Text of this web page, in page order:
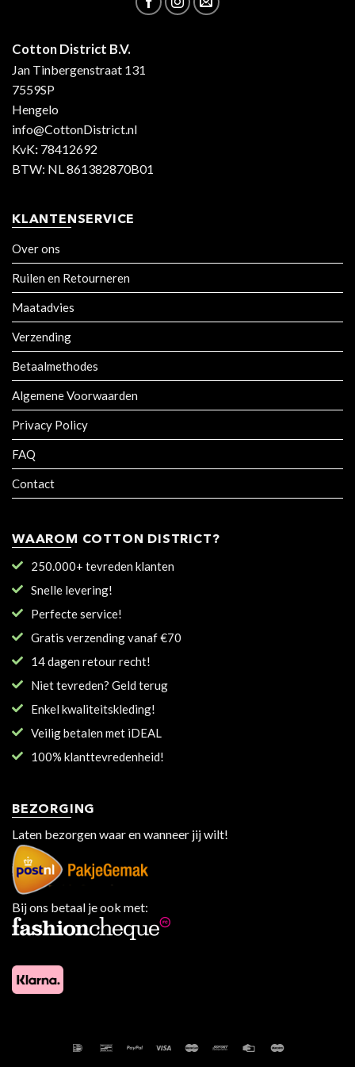
Cotton District B.V.
Jan Tinbergenstraat 131
7559SP
Hengelo
info@CottonDistrict.nl
KvK: 78412692
BTW: NL 861382870B01
KLANTENSERVICE
Over ons
Ruilen en Retourneren
Maatadvies
Verzending
Betaalmethodes
Algemene Voorwaarden
Privacy Policy
FAQ
Contact
WAAROM COTTON DISTRICT?
250.000+ tevreden klanten
Snelle levering!
Perfecte service!
Gratis verzending vanaf €70
14 dagen retour recht!
Niet tevreden? Geld terug
Enkel kwaliteitskleding!
Veilig betalen met iDEAL
100% klanttevredenheid!
BEZORGING
Laten bezorgen waar en wanneer jij wilt!
Bij ons betaal je ook met: